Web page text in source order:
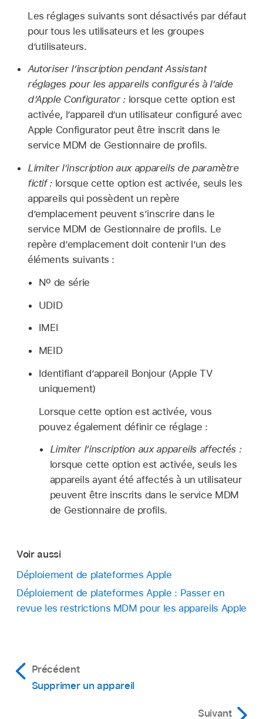
Les réglages suivants sont désactivés par défaut
pour tous les utilisateurs et les groupes
d’utilisateurs.
Autoriser l’inscription pendant Assistant
réglages pour les appareils configurés à l’aide
d’Apple Configurator: lorsque cette option est
activée, l’appareil d’un utilisateur configuré avec
Apple Configuratorpeut être inscrit dans le
service MDM de Gestionnaire de profils.
Limiter l’inscription aux appareils de paramètre
fictif : lorsque cette option est activée, seuls les
appareils qui possèdent un repère
d’emplacement peuvent s’inscrire dans le
service MDM de Gestionnaire de profils. Le
repère d’emplacement doit contenir l’un des
éléments suivants :
Nº de série
UDID
IMEI
MEID
Identifiant d’appareil Bonjour (Apple TV
uniquement)
Lorsque cette option est activée, vous
pouvez également définir ce réglage :
Limiter l’inscription aux appareils affectés :
lorsque cette option est activée, seuls les
appareils ayant été affectés à un utilisateur
peuvent être inscrits dans le service MDM
de Gestionnaire de profils.
Voir aussi
Déploiement de plateformes Apple
Déploiement de plateformes Apple : Passer en
revue les restrictions MDM pour les appareils Apple
Précédent
Supprimer un appareil
Suivant